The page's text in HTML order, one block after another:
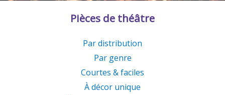
Pièces de théâtre
Par distribution
Par genre
Courtes & faciles
À décor unique